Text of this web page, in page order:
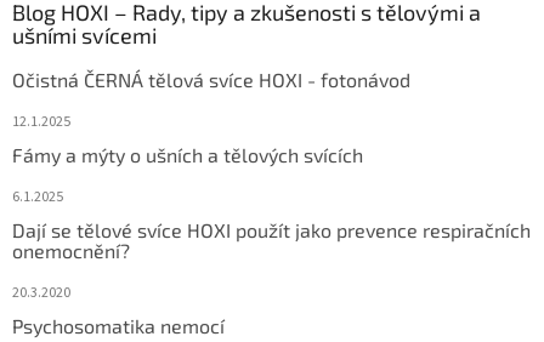
Blog HOXI – Rady, tipy a zkušenosti s tělovými a
ušními svícemi
Očistná ČERNÁ tělová svíce HOXI - fotonávod
12.1.2025
Fámy a mýty o ušních a tělových svících
6.1.2025
Dají se tělové svíce HOXI použít jako prevence respiračních
onemocnění?
20.3.2020
Psychosomatika nemocí